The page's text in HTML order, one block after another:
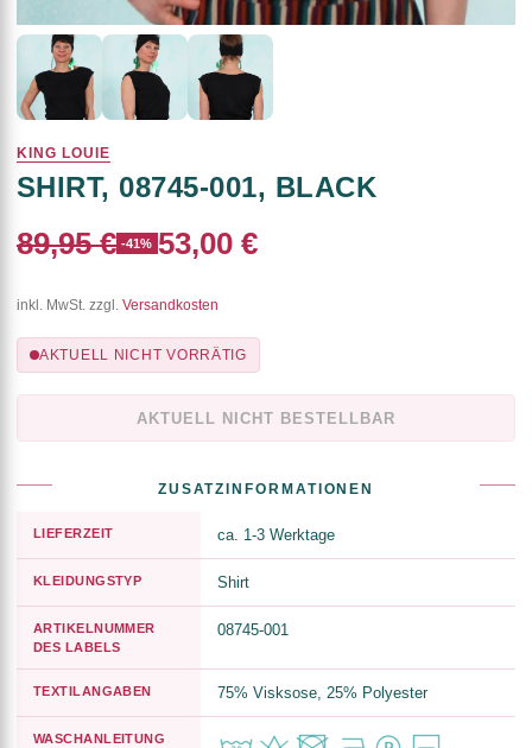
KING LOUIE
SHIRT, 08745-001, BLACK
89,95 € -41% 53,00 €
inkl. MwSt. zzgl. Versandkosten
AKTUELL NICHT VORRÄTIG
AKTUELL NICHT BESTELLBAR
ZUSATZINFORMATIONEN
LIEFERZEIT ca. 1-3 Werktage
KLEIDUNGSTYP Shirt
ARTIKELNUMMER
DES LABELS
08745-001
TEXTILANGABEN 75% Visksose, 25% Polyester
WASCHANLEITUNG